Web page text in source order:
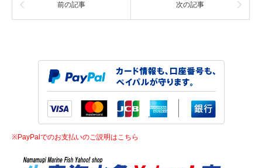
前の記事 次の記事
※PayPalでのお支払いのご説明はこちら